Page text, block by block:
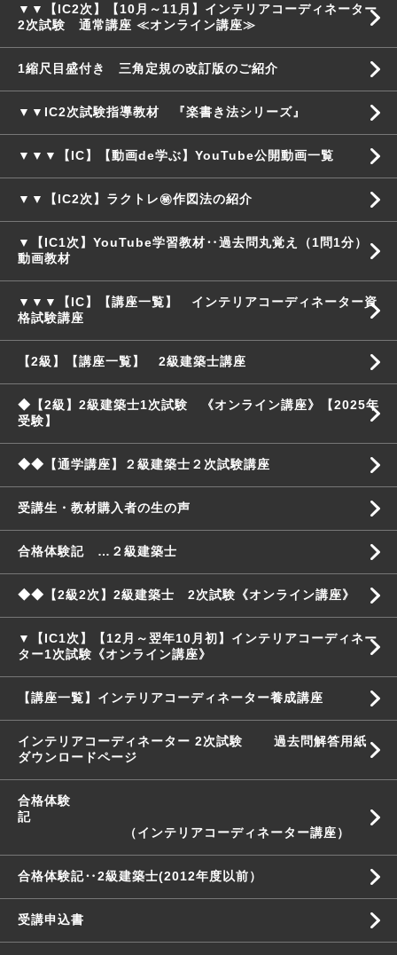
▼▼【IC2次】【10月～11月】インテリアコーディネーター
2次試験 通常講座 ≪オンライン講座≫
1縮尺目盛付き 三角定規の改訂版のご紹介
▼▼IC2次試験指導教材 『楽書き法シリーズ』
▼▼▼【IC】【動画de学ぶ】YouTube公開動画一覧
▼▼【IC2次】ラクトレ㊙作図法の紹介
▼【IC1次】YouTube学習教材‥過去問丸覚え（1問1分）
動画教材
▼▼▼【IC】【講座一覧】 インテリアコーディネーター資
格試験講座
【2級】【講座一覧】 2級建築士講座
◆【2級】2級建築士1次試験 《オンライン講座》【2025年
受験】
◆◆【通学講座】２級建築士２次試験講座
受講生・教材購入者の生の声
合格体験記 …２級建築士
◆◆【2級2次】2級建築士 2次試験《オンライン講座》
▼【IC1次】【12月～翌年10月初】インテリアコーディネー
ター1次試験《オンライン講座》
【講座一覧】インテリアコーディネーター養成講座
インテリアコーディネーター 2次試験 過去問解答用紙
ダウンロードページ
合格体験
記
（インテリアコーディネーター講座）
合格体験記‥2級建築士(2012年度以前）
受講申込書